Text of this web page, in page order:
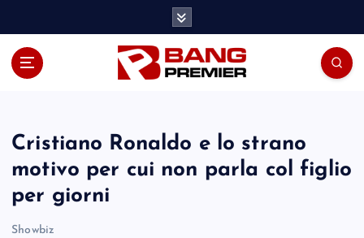
Cristiano Ronaldo e lo strano
motivo per cui non parla col figlio
per giorni
Showbiz